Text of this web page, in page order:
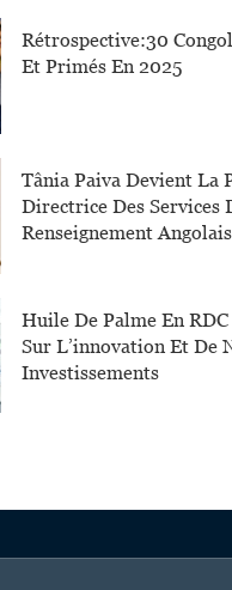
Rétrospective:30
Et Primés En 2025
Tânia Paiva Devient La
Directrice Des Services
Renseignement Angolais
Huile De Palme En
Sur L’innovation Et De
Investissements